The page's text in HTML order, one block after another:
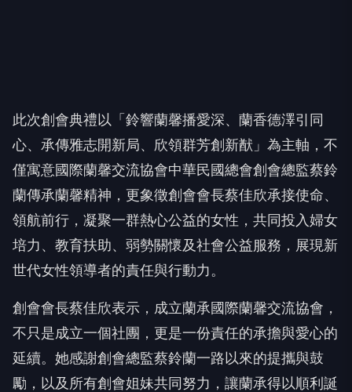
此次創會典禮以「鈴響蘭馨播愛深、蘭香德澤引同
心、承傳雅志開新局、欣領群芳創新猷」為主軸，不
僅寓意國際蘭馨交流協會中華民國總會創會總監蔡鈴
蘭傳承蘭馨精神，更象徵創會會長蔡佳欣承接使命、
領航前行，凝聚一群熱心公益的女性，共同投入婦女
培力、教育扶助、弱勢關懷及社會公益服務，展現新
世代女性領導者的責任與行動力。
創會會長蔡佳欣表示，成立蘭承國際蘭馨交流協會，
不只是成立一個社團，更是一份責任的承擔與愛心的
延續。她感謝創會總監蔡鈴蘭一路以來的提攜與鼓
勵，以及所有創會姐妹共同努力，讓蘭承得以順利誕